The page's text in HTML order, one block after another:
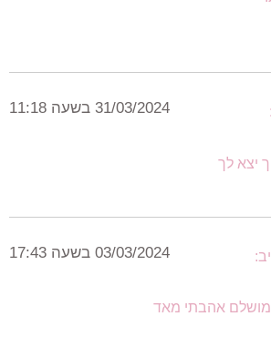
31/03/2024 בשעה 11:18
יצא לך
03/03/2024 בשעה 17:43
מושלם אהבתי מאד